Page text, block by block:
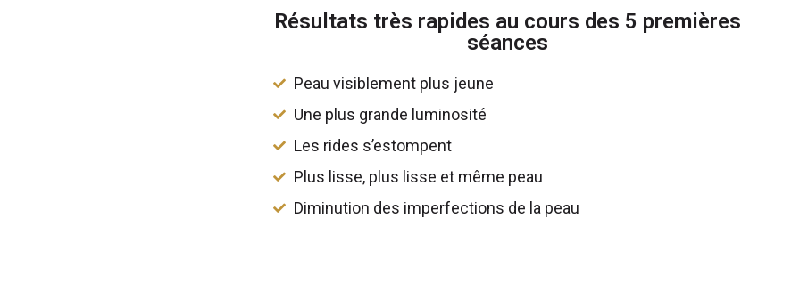
Résultats très rapides au cours des 5 premières
séances
Peau visiblement plus jeune
Une plus grande luminosité
Les rides s’estompent
Plus lisse, plus lisse et même peau
Diminution des imperfections de la peau